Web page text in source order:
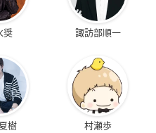
奨 諏訪部順一
樹 村瀬歩